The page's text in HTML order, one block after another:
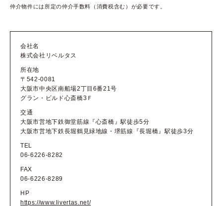
仲介物件には所定の仲介手数料（消費税含む）が必要です。
会社名
株式会社リベルタス
所在地
〒542-0081
大阪市中央区南船場2丁目6番21号
グラン・ビルド心斎橋3Ｆ
交通
大阪市営地下鉄御堂筋線『心斎橋』駅徒歩5分
大阪市営地下鉄長堀鶴見緑地線・堺筋線『長堀橋』駅徒歩3分
TEL
06-6226-8282
FAX
06-6226-8289
HP
https://www.livertas.net/